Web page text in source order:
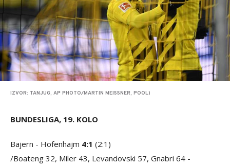
IZVOR: TANJUG, AP PHOTO/MARTIN MEISSNER, POOL)
BUNDESLIGA, 19. KOLO
Bajern - Hofenhajm 4:1 (2:1)
/Boateng 32, Miler 43, Levandovski 57, Gnabri 64 -